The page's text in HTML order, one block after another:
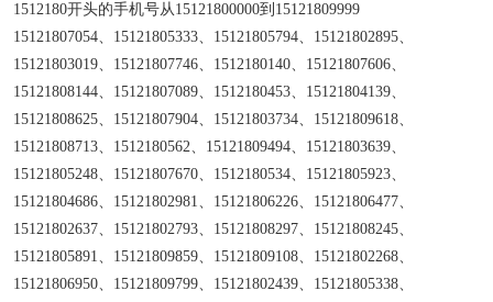
1512180开头的手机号从15121800000到15121809999
15121807054、15121805333、15121805794、15121802895、
15121803019、15121807746、1512180140、15121807606、
15121808144、15121807089、1512180453、15121804139、
15121808625、15121807904、15121803734、15121809618、
15121808713、1512180562、15121809494、15121803639、
15121805248、15121807670、1512180534、15121805923、
15121804686、15121802981、15121806226、15121806477、
15121802637、15121802793、15121808297、15121808245、
15121805891、15121809859、15121809108、15121802268、
15121806950、15121809799、15121802439、15121805338、